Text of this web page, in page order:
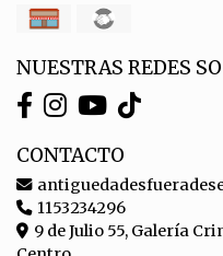
NUESTRAS REDES
CONTACTO
1153234296
9 de Julio 55, Galería